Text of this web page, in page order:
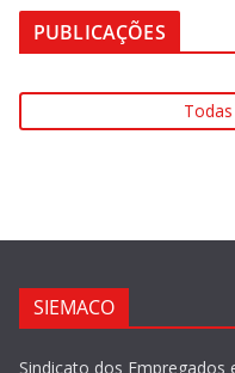
PUBLICAÇÕES
SIEMACO
Sindicato dos Empregados